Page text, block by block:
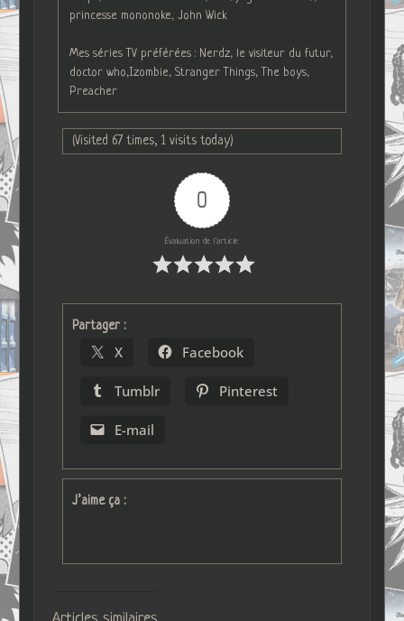
princesse mononoke, John Wick
Mes séries TV préférées : Nerdz, le visiteur du futur,
doctor who,Izombie, Stranger Things, The boys,
Preacher
(Visited 67 times, 1 visits today)
0
Évaluation de l'article
Partager :
X Facebook
Tumblr Pinterest
E-mail
J’aime ça :